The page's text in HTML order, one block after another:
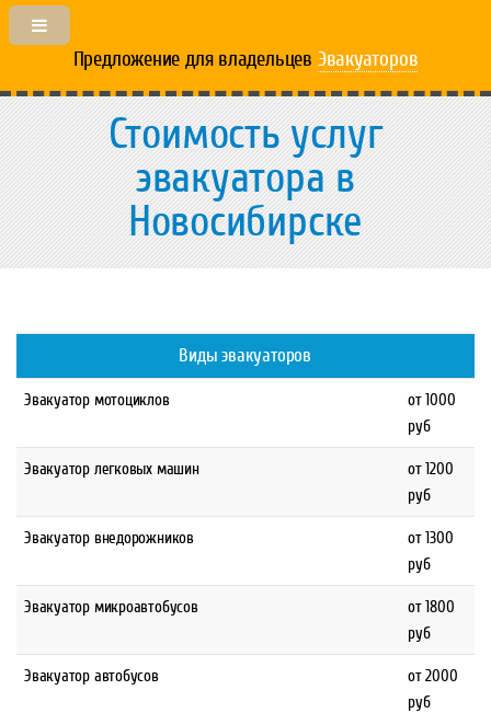
Предложение для владельцев Эвакуаторов
Стоимость услуг
эвакуатора в
Новосибирске
Виды эвакуаторов
Эвакуатор мотоциклов
от 1000
руб
Эвакуатор легковых машин
от 1200
руб
Эвакуатор внедорожников
от 1300
руб
Эвакуатор микроавтобусов
от 1800
руб
Эвакуатор автобусов
от 2000
руб